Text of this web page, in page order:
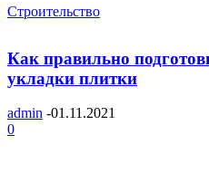
Строительство
Как правильно
укладки плитки
admin -01.11.2021
0